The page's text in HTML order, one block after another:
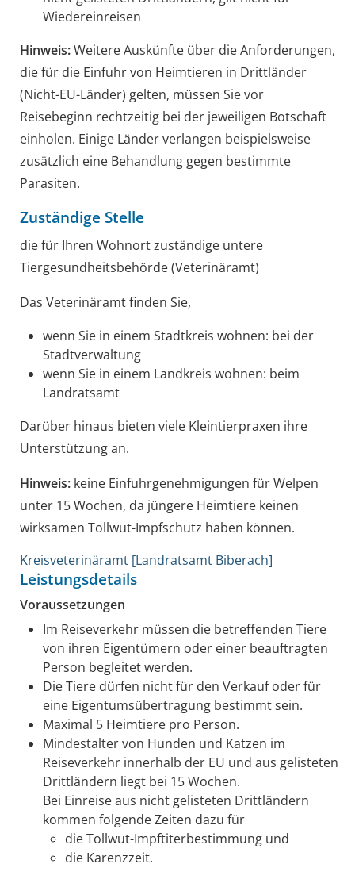
Wiedereinreisen
Hinweis:Weitere Auskünfte über die Anforderungen,
die für die Einfuhr von Heimtieren in Drittländer
(Nicht-EU-Länder) gelten, müssen Sie vor
Reisebeginn rechtzeitig bei der jeweiligen Botschaft
einholen. Einige Länder verlangen beispielsweise
zusätzlich eine Behandlung gegen bestimmte
Parasiten.
Zuständige Stelle
die für Ihren Wohnort zuständige untere
Tiergesundheitsbehörde (Veterinäramt)
Das Veterinäramt finden Sie,
wenn Sie in einem Stadtkreis wohnen: bei der
Stadtverwaltung
wenn Sie in einem Landkreis wohnen: beim
Landratsamt
Darüber hinaus bieten viele Kleintierpraxen ihre
Unterstützung an.
Hinweis: keine Einfuhrgenehmigungen für Welpen
unter 15 Wochen, da jüngere Heimtiere keinen
wirksamen Tollwut-Impfschutz haben können.
Kreisveterinäramt [Landratsamt Biberach]
Leistungsdetails
Voraussetzungen
Im Reiseverkehr müssen die betreffenden Tiere
von ihren Eigentümern oder einer beauftragten
Person begleitet werden.
Die Tiere dürfen nicht für den Verkauf oder für
eine Eigentumsübertragung bestimmt sein.
Maximal 5 Heimtiere pro Person.
Mindestalter von Hunden und Katzen im
Reiseverkehr innerhalb der EU und aus gelisteten
Drittländern liegt bei 15 Wochen.
Bei Einreise aus nicht gelisteten Drittländern
kommen folgende Zeiten dazu für
die Tollwut-Impftiterbestimmung und
die Karenzzeit.